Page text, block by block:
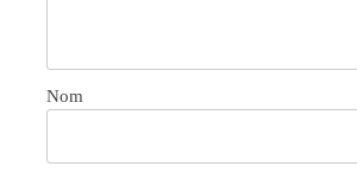
Nom